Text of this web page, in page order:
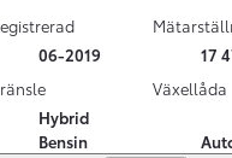
06-2019
17
Hybrid
Bensin
Växellåda